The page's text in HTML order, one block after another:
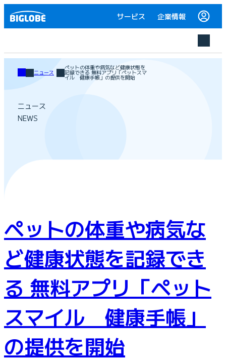
サービス 企業情報
ニュース
ペットの体重や病気など健康状態を
記録できる 無料アプリ「ペットスマ
イル 健康手帳」の提供を開始
ニュース
NEWS
ペットの体重や病気な
ど健康状態を記録でき
る 無料アプリ「ペット
スマイル 健康手帳」
の提供を開始